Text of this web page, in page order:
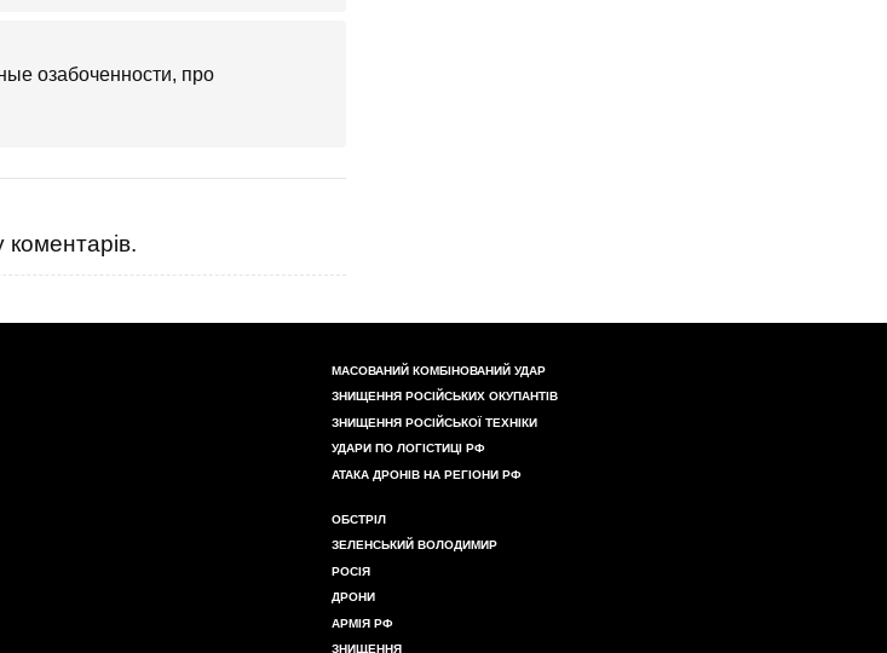
озабоченности, про
МАСОВАНИЙ КОМБІНОВАНИЙ УДАР
ЗНИЩЕННЯ РОСІЙСЬКИХ ОКУПАНТІВ
ЗНИЩЕННЯ РОСІЙСЬКОЇ ТЕХНІКИ
УДАРИ ПО ЛОГІСТИЦІ РФ
АТАКА ДРОНІВ НА РЕГІОНИ РФ
ОБСТРІЛ
ЗЕЛЕНСЬКИЙ ВОЛОДИМИР
РОСІЯ
ДРОНИ
АРМІЯ РФ
ЗНИЩЕННЯ